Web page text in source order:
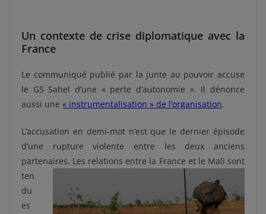
Un contexte de crise diplomatique avec la
France
Le communiqué publié par la junte au pouvoir accuse
le G5 Sahel d’une « perte d’autonomie ». Il dénonce
aussi une « instrumentalisation » de l’organisation.
L’accusation en demi-mot n’est que le dernier épisode
d’une rupture violente entre les deux anciens
partenaires. Les relations entre la France et le Mali sont
ten
du
es